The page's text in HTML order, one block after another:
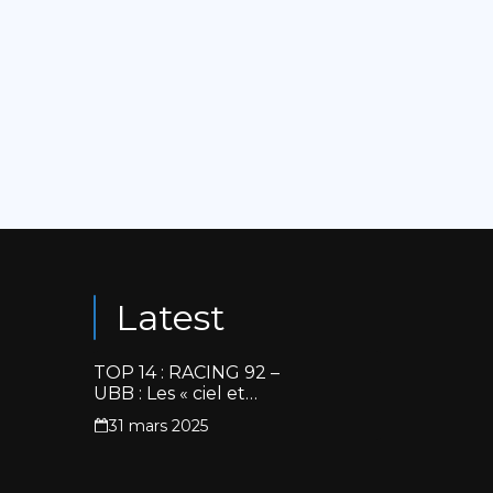
Latest
TOP 14 : RACING 92 –
UBB : Les « ciel et
blanc » renouent avec
la victoire
31 mars 2025